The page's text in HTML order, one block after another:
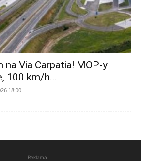
na Via Carpatia! MOP-y
100 km/h...
18:00
Reklama